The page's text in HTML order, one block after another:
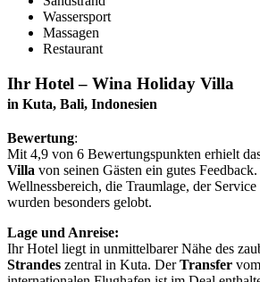
Wassersport
Massagen
Restaurant
Ihr Hotel – Wina Holiday Villa
in Kuta, Bali, Indonesien
Bewertung:
Mit 4,9 von 6 Bewertungspunkten erhielt
Villa von seinen Gästen ein gutes
Wellnessbereich, die Traumlage, der
wurden besonders gelobt.
Lage und Anreise:
Ihr Hotel liegt in unmittelbarer Nähe des
Strandes zentral in Kuta. DerTransfer